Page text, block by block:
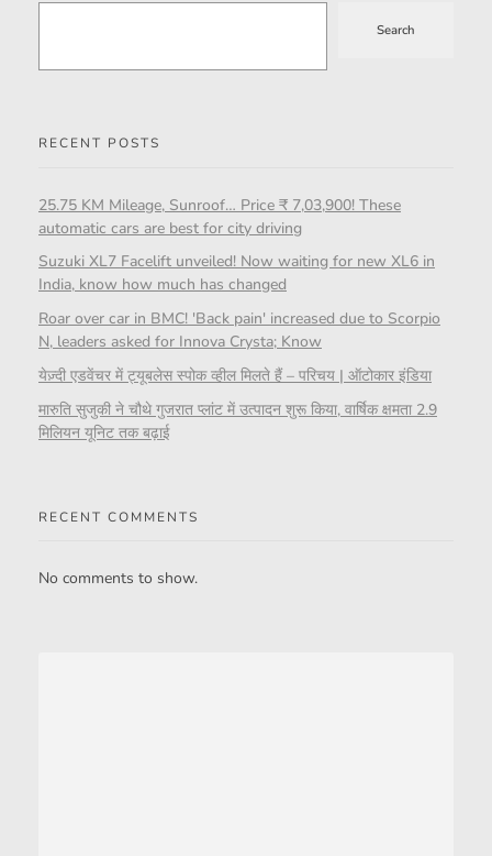
Search
RECENT POSTS
25.75 KM Mileage, Sunroof… Price ₹ 7,03,900! These
automatic cars are best for city driving
Suzuki XL7 Facelift unveiled! Now waiting for new XL6 in
India, know how much has changed
Roar over car in BMC! 'Back pain' increased due to Scorpio
N, leaders asked for Innova Crysta; Know
येज़्दी एडवेंचर में ट्यूबलेस स्पोक व्हील मिलते हैं – परिचय | ऑटोकार इंडिया
मारुति सुजुकी ने चौथे गुजरात प्लांट में उत्पादन शुरू किया, वार्षिक क्षमता 2.9
मिलियन यूनिट तक बढ़ाई
RECENT COMMENTS
No comments to show.